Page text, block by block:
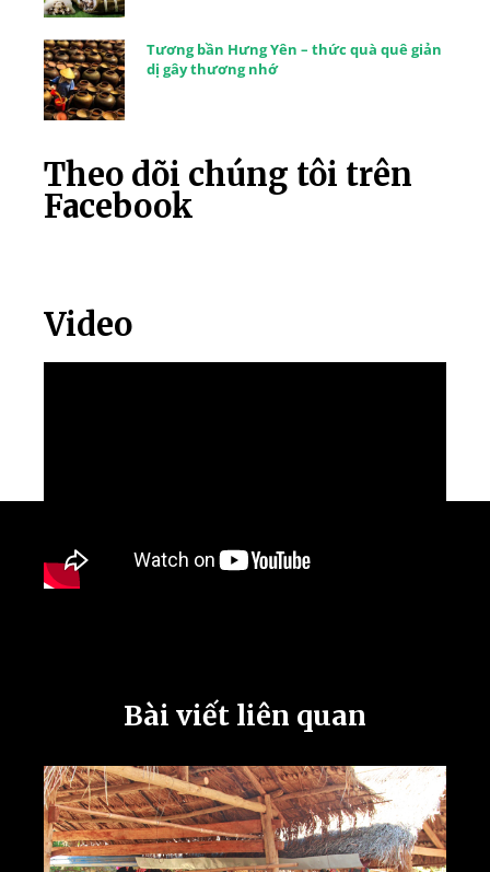
Tương bần Hưng Yên – thức quà quê giản
dị gây thương nhớ
Theo dõi chúng tôi trên
Facebook
Video
Bài viết liên quan